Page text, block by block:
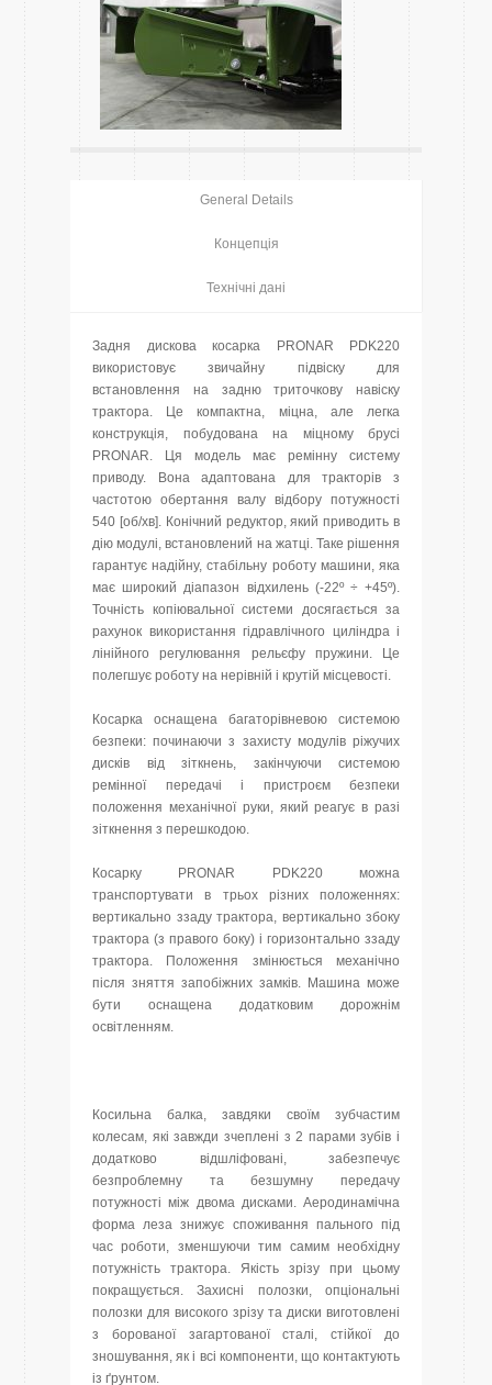
General Details
Концепція
Технічні дані
Задня дискова косарка PRONAR PDK220
використовує звичайну підвіску для
встановлення на задню триточкову навіску
трактора. Це компактна, міцна, але легка
конструкція, побудована на міцному брусі
PRONAR. Ця модель має ремінну систему
приводу. Вона адаптована для тракторів з
частотою обертання валу відбору потужності
540 [об/хв]. Конічний редуктор, який приводить в
дію модулі, встановлений на жатці. Таке рішення
гарантує надійну, стабільну роботу машини, яка
має широкий діапазон відхилень (-22º ÷ +45º).
Точність копіювальної системи досягається за
рахунок використання гідравлічного циліндра і
лінійного регулювання рельєфу пружини. Це
полегшує роботу на нерівній і крутій місцевості.
Косарка оснащена багаторівневою системою
безпеки: починаючи з захисту модулів ріжучих
дисків від зіткнень, закінчуючи системою
ремінної передачі і пристроєм безпеки
положення механічної руки, який реагує в разі
зіткнення з перешкодою.
Косарку PRONAR PDK220 можна
транспортувати в трьох різних положеннях:
вертикально ззаду трактора, вертикально збоку
трактора (з правого боку) і горизонтально ззаду
трактора. Положення змінюється механічно
після зняття запобіжних замків. Машина може
бути оснащена додатковим дорожнім
освітленням.
Косильна балка, завдяки своїм зубчастим
колесам, які завжди зчеплені з 2 парами зубів і
додатково відшліфовані, забезпечує
безпроблемну та безшумну передачу
потужності між двома дисками. Аеродинамічна
форма леза знижує споживання пального під
час роботи, зменшуючи тим самим необхідну
потужність трактора. Якість зрізу при цьому
покращується. Захисні полозки, опціональні
полозки для високого зрізу та диски виготовлені
з борованої загартованої сталі, стійкої до
зношування, як і всі компоненти, що контактують
із ґрунтом.